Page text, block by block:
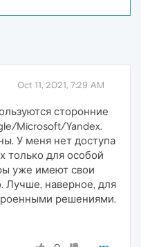
Oct 11, 2021, 7:29 AM
сторонние
Microsoft/Yandex.
У меня нет доступа
только для особой
уже имеют свои
Лучше, наверное, для
решениями.